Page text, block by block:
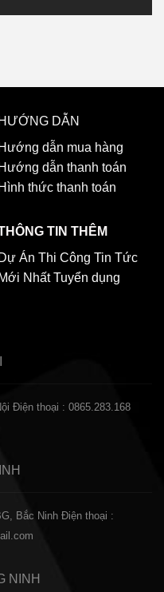
HƯỚNG DẪN
Hướng dẫn mua hàng
Hướng dẫn thanh toán
Hình thức thanh toán
TIN THÊM
Dự Án Thi Công Tin Tức
Mới Nhất Tuyển dụng
Điện thoại : 0865.283.168
Bắc Ninh Điện thoại :
NINH